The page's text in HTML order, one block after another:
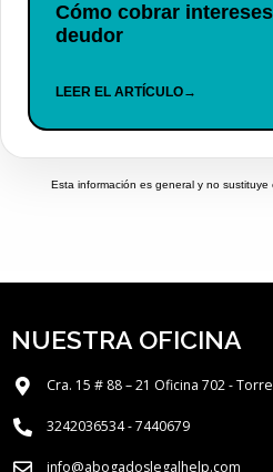
Cómo cobrar
deudor
LEER EL ARTÍCULO→
Esta información es general y no sustituye
NUESTRA OFICINA
Cra. 15 # 88 – 21 Oficina 702 -
3242036534 - 7440679
info@abogadoslegalhelp.com